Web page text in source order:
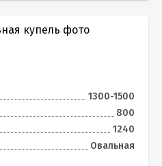
1300-1500
800
1240
Овальная